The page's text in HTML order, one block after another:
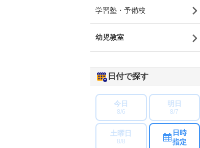
学習塾・予備校
幼児教室
日付で探す
今日
8/6
明日
8/7
土曜日
8/8
日時
指定